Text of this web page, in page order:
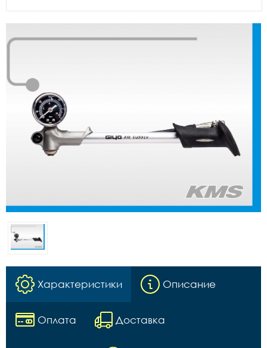
Характеристики Описание
Оплата Доставка